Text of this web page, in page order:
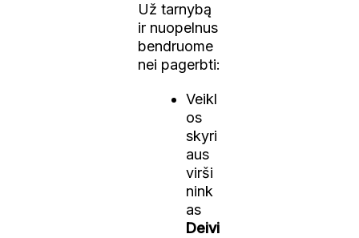
Už tarnybą
ir nuopelnus
bendruome
nei pagerbti:
Veikl
os
skyri
aus
virši
nink
as
Deivi